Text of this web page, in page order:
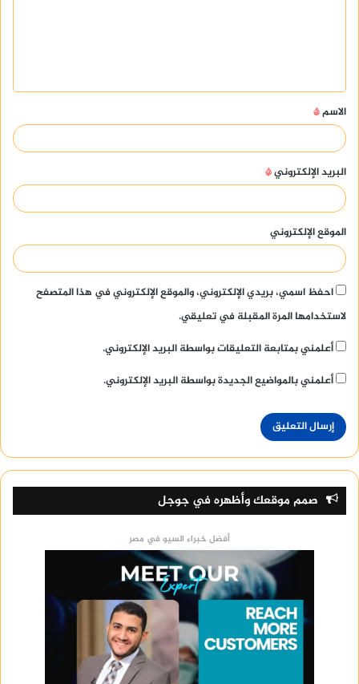
ق
*
الاسم*
البريد الإلكتروني*
الموقع الإلكتروني
احفظ اسمي، بريدي الإلكتروني، والموقع الإلكتروني في هذا المتصفح
لاستخدامها المرة المقبلة في تعليقي.
أعلمني بمتابعة التعليقات بواسطة البريد الإلكتروني.
أعلمني بالمواضيع الجديدة بواسطة البريد الإلكتروني.
صمم موقعك وأظهره في جوجل
أفضل خبراء السيو في مصر